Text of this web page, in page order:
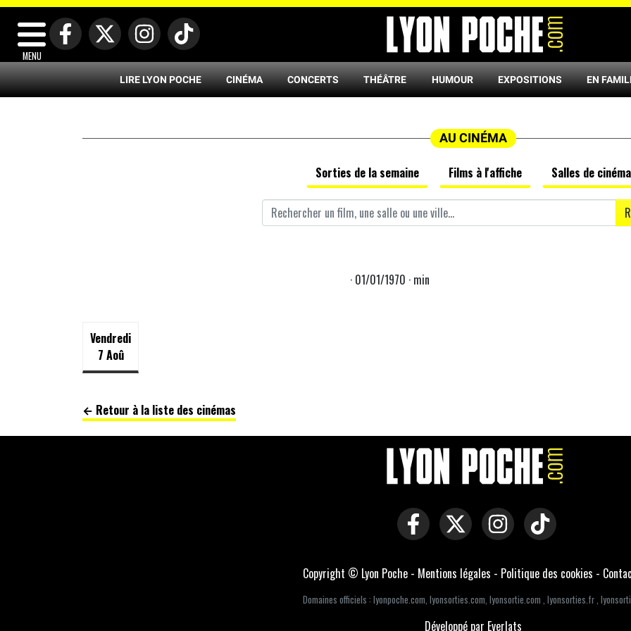
MENU
LIRE LYON POCHE CINÉMA CONCERTS THÉÂTRE HUMOUR EXPOSITIONS EN
AU CINÉMA
Sorties de la semaine Films à l'affiche Salles de cinéma
· 01/01/1970 · min
Vendredi
7 Aoû
← Retour à la liste des cinémas
Copyright © Lyon Poche - Mentions légales - Politique des cookies -
Domaines officiels : lyonpoche.com lyonsorties.com lyonsortie.com lyonsorties.fr
Développé par Everlats